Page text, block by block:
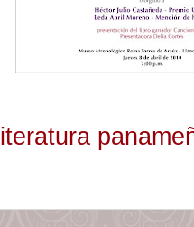
literatura